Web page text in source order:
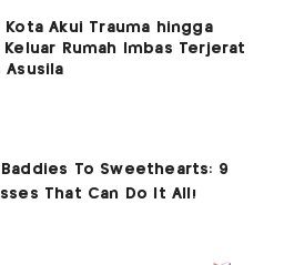
Kota Akui Trauma hingga
Keluar Rumah Imbas Terjerat
Asusila